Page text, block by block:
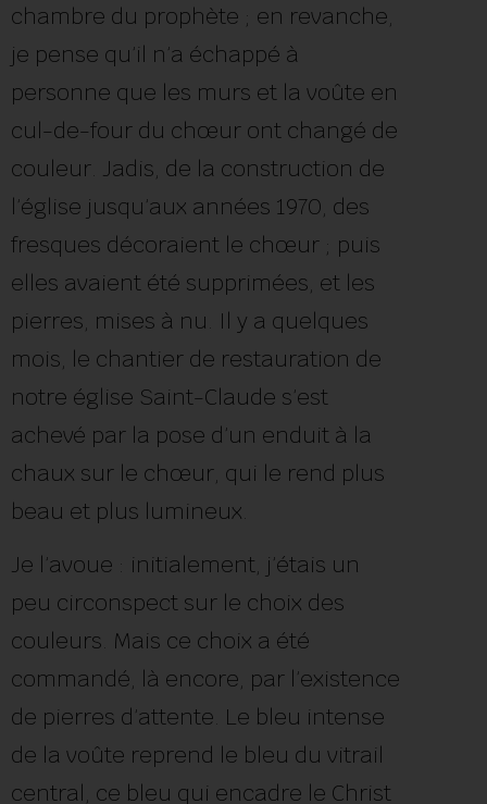
chambre du prophète ; en revanche,
je pense qu’il n’a échappé à
personne que les murs et la voûte en
cul-de-four du chœur ont changé de
couleur. Jadis, de la construction de
l’église jusqu’aux années 1970, des
fresques décoraient le chœur ; puis
elles avaient été supprimées, et les
pierres, mises à nu. Il y a quelques
mois, le chantier de restauration de
notre église Saint-Claude s’est
achevé par la pose d’un enduit à la
chaux sur le chœur, qui le rend plus
beau et plus lumineux.
Je l’avoue : initialement, j’étais un
peu circonspect sur le choix des
couleurs. Mais ce choix a été
commandé, là encore, par l’existence
de pierres d’attente. Le bleu intense
de la voûte reprend le bleu du vitrail
central, ce bleu qui encadre le Christ